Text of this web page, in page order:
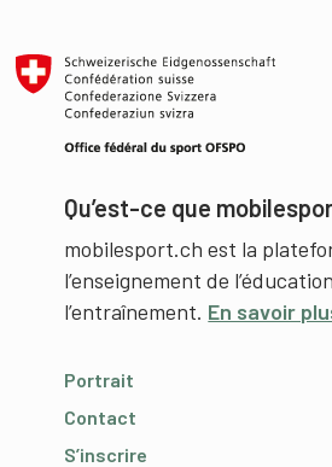
Qu’est-ce que
mobilesport.ch est la
l’enseignement de
l’entraînement. En savoir
Portrait
Contact
S’inscrire